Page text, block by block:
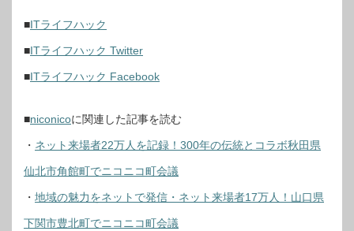
■ITライフハック
■ITライフハック Twitter
■ITライフハック Facebook
■niconicoに関連した記事を読む
・ ネット来場者22万人を記録！300年の伝統とコラボ秋田県
仙北市角館町でニコニコ町会議
・ 地域の魅力をネットで発信・ネット来場者17万人！山口県
下関市豊北町でニコニコ町会議